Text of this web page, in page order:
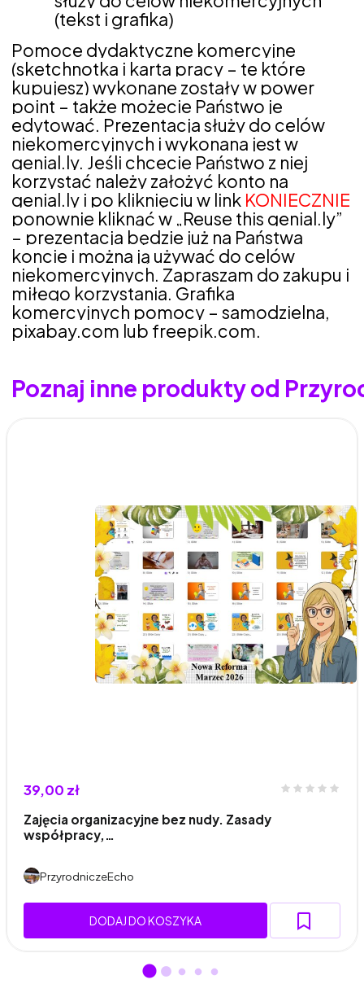
(tekst i grafika)
Pomoce dydaktyczne komercyjne
(sketchnotka i karta pracy – te które
kupujesz) wykonane zostały w power
point – także możecie Państwo je
edytować. Prezentacja służy do celów
niekomercyjnych i wykonana jest w
genial.ly. Jeśli chcecie Państwo z niej
korzystać należy założyć konto na
genial.ly i po kliknięciu w link KONIECZNIE
ponownie kliknąć w „Reuse this genial.ly”
– prezentacja będzie już na Państwa
koncie i można ją używać do celów
niekomercyjnych. Zapraszam do zakupu i
miłego korzystania. Grafika
komercyjnych pomocy – samodzielna,
pixabay.com lub freepik.com.
Poznaj inne produkty od
39,00 zł
Zajęcia organizacyjne bez nudy. Zasady
współpracy,…
PrzyrodniczeEcho
DODAJ DO KOSZYKA